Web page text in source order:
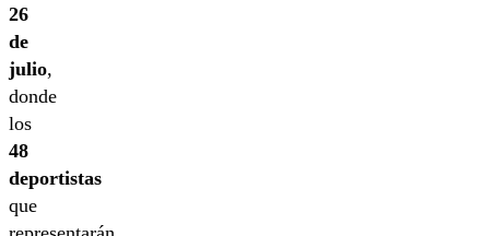
26
de
julio,
donde
los
48
deportistas
que